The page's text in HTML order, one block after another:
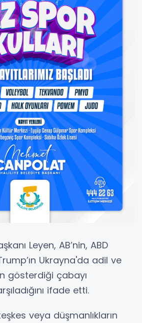
Leyen, AB’nin, ABD
Ukrayna'da adil ve
gösterdiği çabayı
ifade etti.
veya düşmanlıkların